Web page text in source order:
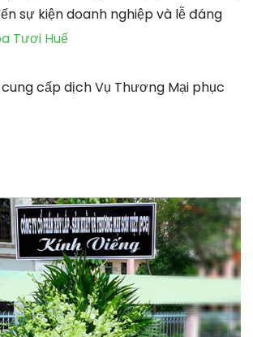
sự kiện doanh nghiệp và lễ đáng
Tươi Huế
cấp dịch Vụ Thương Mại phục